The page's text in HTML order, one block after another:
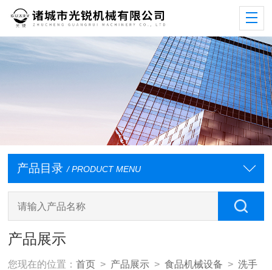
产品目录 / PRODUCT MENU
产品展示
您现在的位置：首页 > 产品展示 >食品机械设备 >洗手